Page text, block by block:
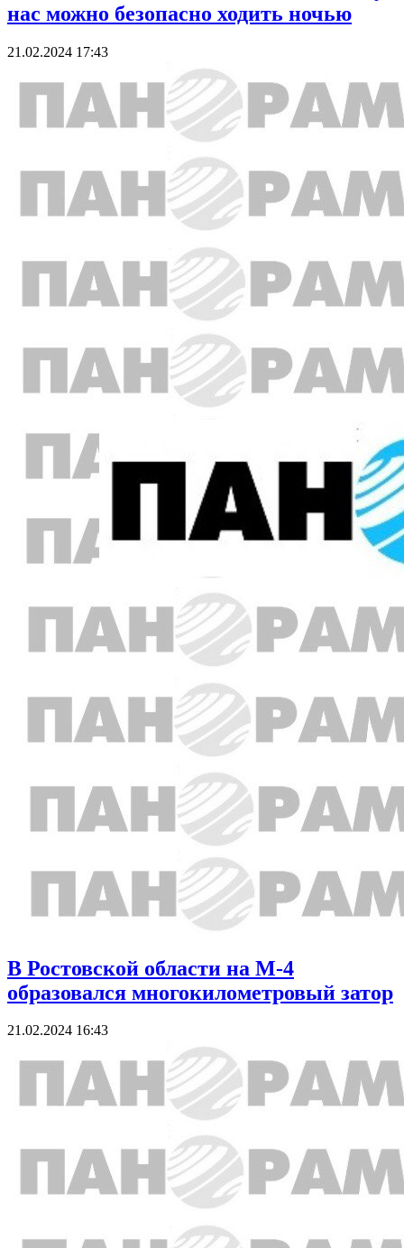
нас можно безопасно ходить ночью
21.02.2024 17:43
В Ростовской области на М-4
образовался многокилометровый затор
21.02.2024 16:43